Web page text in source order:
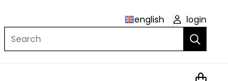
english
login
Search